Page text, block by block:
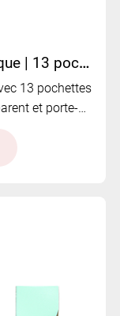
Fichier en expansion PP classique | 13 poches | Conception diagonale transparente | MFO-123
13 pochettes
et porte-